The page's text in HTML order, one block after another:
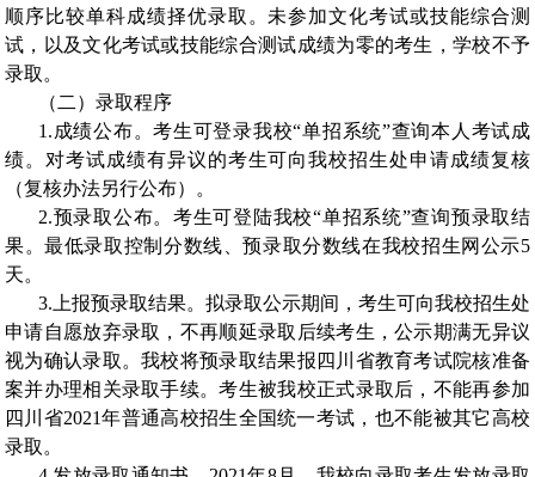
顺序比较单科成绩择优录取。未参加文化考试或技能综合测
试，以及文化考试或技能综合测试成绩为零的考生，学校不予
录取。
（二）录取程序
1. 成绩公布。考生可登录我校“单招系统”查询本人考试成
绩。对考试成绩有异议的考生可向我校招生处申请成绩复核
（复核办法另行公布）。
2.预录取公布。考生可登陆我校“单招系统”查询预录取结
果。最低录取控制分数线、预录取分数线在我校招生网公示5
天。
3. 上报预录取结果。拟录取公示期间，考生可向我校招生处
申请自愿放弃录取，不再顺延录取后续考生，公示期满无异议
视为确认录取。我校将预录取结果报四川省教育考试院核准备
案并办理相关录取手续。考生被我校正式录取后，不能再参加
四川省2021年普通高校招生全国统一考试，也不能被其它高校
录取。